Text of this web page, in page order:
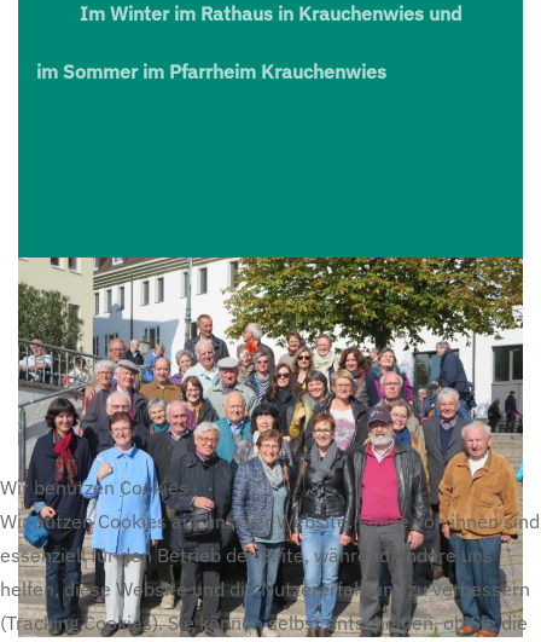
Im Winter im Rathaus in Krauchenwies und
im Sommer im Pfarrheim Krauchenwies
Wir benutzen Cookies
Wir nutzen Cookies auf unserer Website. Einige von ihnen sind
essenziell für den Betrieb der Seite, während andere uns
helfen, diese Website und die Nutzererfahrung zu verbessern
(Tracking Cookies). Sie können selbst entscheiden, ob Sie die